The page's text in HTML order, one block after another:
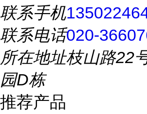
联系手机
联系电话020-
所在地址枝山路22
园D栋
推荐产品